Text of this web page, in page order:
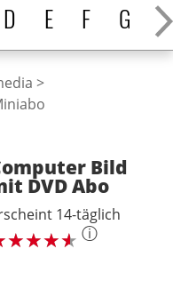
D E F G H
Bild
DVDAbo
14-täglich
ⓘ